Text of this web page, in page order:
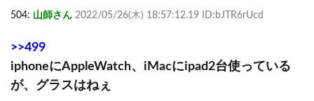
504: 山師さん 2022/05/26(木) 18:57:12.19 ID:bJTR6rUcd
>>499
iphoneにAppleWatch、iMacにipad2台使っている
が、グラスはねぇ